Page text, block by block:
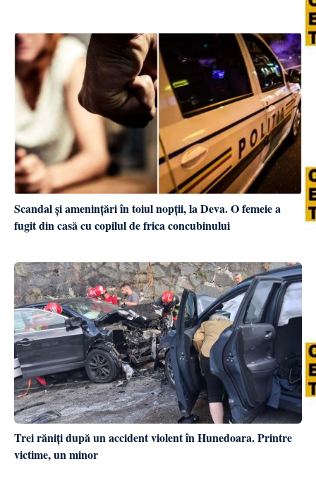
Scandal și amenințări în toiul nopții, la Deva. O femeie a
fugit din casă cu copilul de frica concubinului
Trei răniți după un accident violent în Hunedoara. Printre
victime, un minor